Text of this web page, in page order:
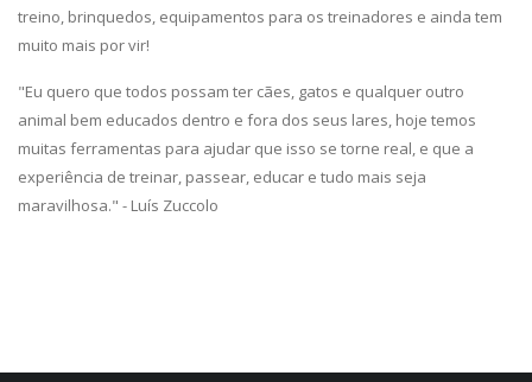
treino, brinquedos, equipamentos para os treinadores e ainda tem
muito mais por vir!
"Eu quero que todos possam ter cães, gatos e qualquer outro
animal bem educados dentro e fora dos seus lares, hoje temos
muitas ferramentas para ajudar que isso se torne real, e que a
experiência de treinar, passear, educar e tudo mais seja
maravilhosa." - Luís Zuccolo